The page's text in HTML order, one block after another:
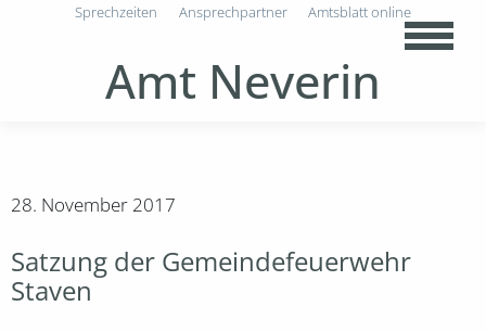
Amt Neverin
Sprechzeiten Ansprechpartner Amtsblatt online
28. November 2017
Satzung der Gemeindefeuerwehr
Staven